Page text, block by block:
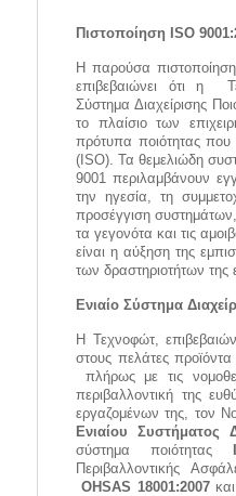
Πιστοποίηση ISO
Η παρούσα
επιβεβαιώνει ότι η
Σύστημα Διαχείρισης
το πλαίσιο των
πρότυπα ποιότητας που
(ISO). Τα θεμελιώδη
9001 περιλαμβάνουν
την ηγεσία, τη
προσέγγιση
τα γεγονότα και τις
είναι η αύξηση της
των δραστηριοτήτων της
Ενιαίο Σύστημα
Η Τεχνοφώτ,
στους πελάτες
πλήρως με τις
περιβαλλοντική της
εργαζομένων της, τον
Ενιαίου Συστήματος
σύστημα ποιότητας
Περιβαλλοντικής
OHSAS 18001:2007